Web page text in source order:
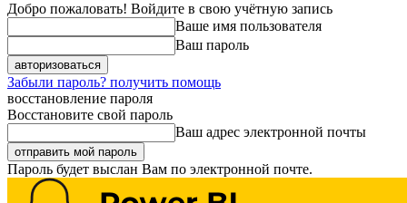
Добро пожаловать! Войдите в свою учётную запись
Ваше имя пользователя
Ваш пароль
Забыли пароль? получить помощь
восстановление пароля
Восстановите свой пароль
Ваш адрес электронной почты
Пароль будет выслан Вам по электронной почте.